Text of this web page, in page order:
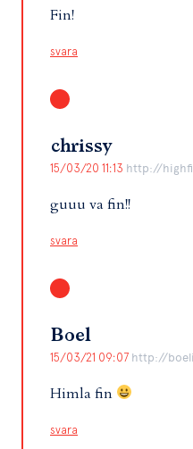
Fin!
svara
chrissy
15/03/20 11:13 http://
guuu va fin!!
svara
Boel
15/03/21 09:07 http://
Himla fin
svara